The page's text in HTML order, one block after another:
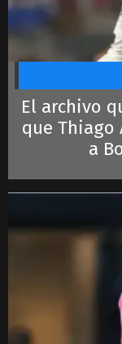
Djokovic
Ronaldo
El archivo
que
a